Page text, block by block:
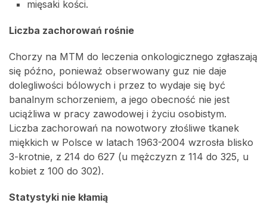
mięsaki kości.
Liczba zachorowań rośnie
Chorzy na MTM do leczenia onkologicznego zgłaszają
się późno, ponieważ obserwowany guz nie daje
dolegliwości bólowych i przez to wydaje się być
banalnym schorzeniem, a jego obecność nie jest
uciążliwa w pracy zawodowej i życiu osobistym.
Liczba zachorowań na nowotwory złośliwe tkanek
miękkich w Polsce w latach 1963-2004 wzrosła blisko
3-krotnie, z 214 do 627 (u mężczyzn z 114 do 325, u
kobiet z 100 do 302).
Statystyki nie kłamią